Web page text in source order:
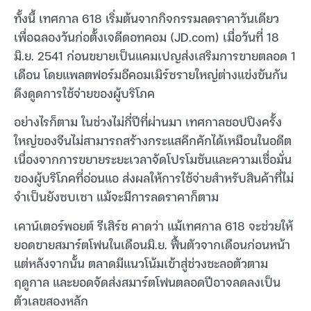
ทั้งนี้ เทศกาล 618 เริ่มต้นจากกิจกรรมลดราคาวันเดียว
เพื่อฉลองวันก่อตั้งเจดีดอทคอม (JD.com) เมื่อวันที่ 18
มิ.ย. 2541 ก่อนขยายเป็นแคมเปญส่งเสริมการขายตลอด 1
เดือน โดยแพลตฟอร์มอีคอมเมิร์ซรายใหญ่ต่างแข่งขันกัน
ดึงดูดการใช้จ่ายของผู้บริโภค
อย่างไรก็ตาม ในช่วงไม่กี่ปีที่ผ่านมา เทศกาลชอปปิงครั้ง
ใหญ่ของจีนไม่สามารถสร้างกระแสคึกคักได้เหมือนในอดีต
เนื่องจากการขยายระยะเวลาจัดโปรโมชันและความเชื่อมั่น
ของผู้บริโภคที่อ่อนแอ ส่งผลให้การใช้จ่ายสำหรับสินค้าที่ไม่
จำเป็นยังซบเซา แม้จะมีการลดราคาก็ตาม
เคาน์เตอร์พอยต์ รีเสิร์ช คาดว่า แม้เทศกาล 618 จะช่วยให้
ยอดขายสมาร์ตโฟนในเดือนมิ.ย. ฟื้นตัวจากเดือนก่อนหน้า
แต่หลังจากนั้น ตลาดมีแนวโน้มเข้าสู่ช่วงชะลอตัวตาม
ฤดูกาล และยอดจัดส่งสมาร์ตโฟนตลอดปีอาจลดลงเป็น
ตัวเลขสองหลัก